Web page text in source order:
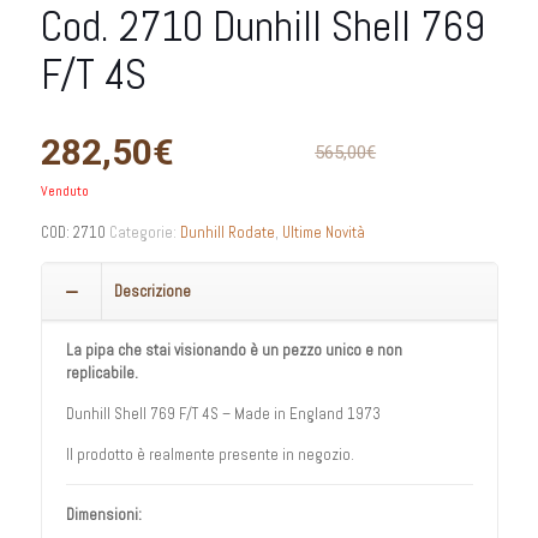
Cod. 2710 Dunhill Shell 769
F/T 4S
565,00€
282,50€
Venduto
COD: 2710 Categorie: Dunhill Rodate, Ultime Novità
Descrizione
La pipa che stai visionando è un pezzo unico e non
replicabile.
Dunhill Shell 769 F/T 4S – Made in England 1973
Il prodotto è realmente presente in negozio.
Dimensioni: